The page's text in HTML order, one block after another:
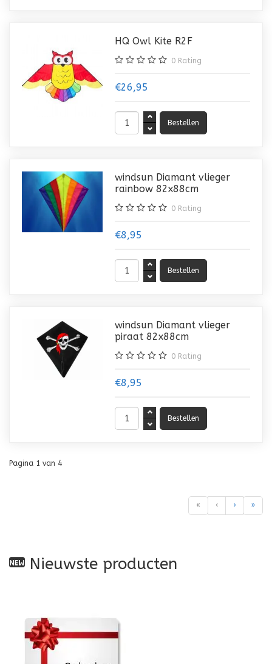
HQ Owl Kite R2F
0 Rating
€26,95
windsun Diamant vlieger
rainbow 82x88cm
0 Rating
€8,95
windsun Diamant vlieger
piraat 82x88cm
0 Rating
€8,95
Pagina 1 van 4
« ‹ › »
Nieuwste producten